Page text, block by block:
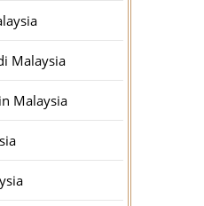
Malaysia
Malaysia